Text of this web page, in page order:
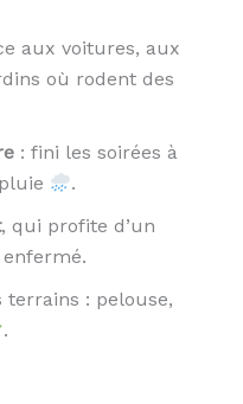
aux voitures, aux
où rodent des
: fini les soirées à
.
, qui profite d’un
: pelouse,
.